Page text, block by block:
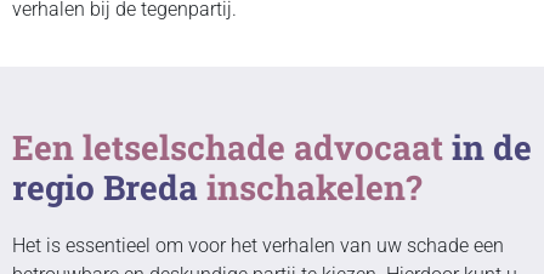
verhalen bij de tegenpartij.
Een letselschade advocaatin de
regio Bredainschakelen?
Het is essentieel om voor het verhalen van uw schade een